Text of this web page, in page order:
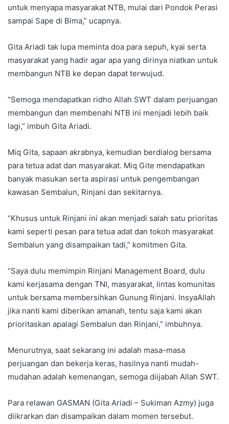
untuk menyapa masyarakat NTB, mulai dari Pondok Perasi
sampai Sape di Bima,” ucapnya.
Gita Ariadi tak lupa meminta doa para sepuh, kyai serta
masyarakat yang hadir agar apa yang dirinya niatkan untuk
membangun NTB ke depan dapat terwujud.
“Semoga mendapatkan ridho Allah SWT dalam perjuangan
membangun dan membenahi NTB ini menjadi lebih baik
lagi,” imbuh Gita Ariadi.
Miq Gita, sapaan akrabnya, kemudian berdialog bersama
para tetua adat dan masyarakat. Miq Gite mendapatkan
banyak masukan serta aspirasi untuk pengembangan
kawasan Sembalun, Rinjani dan sekitarnya.
“Khusus untuk Rinjani ini akan menjadi salah satu prioritas
kami seperti pesan para tetua adat dan tokoh masyarakat
Sembalun yang disampaikan tadi,” komitmen Gita.
“Saya dulu memimpin Rinjani Management Board, dulu
kami kerjasama dengan TNI, masyarakat, lintas komunitas
untuk bersama membersihkan Gunung Rinjani. InsyaAllah
jika nanti kami diberikan amanah, tentu saja kami akan
prioritaskan apalagi Sembalun dan Rinjani,” imbuhnya.
Menurutnya, saat sekarang ini adalah masa-masa
perjuangan dan bekerja keras, hasilnya nanti mudah-
mudahan adalah kemenangan, semoga diijabah Allah SWT.
Para relawan GASMAN (Gita Ariadi – Sukiman Azmy) juga
diikrarkan dan disampaikan dalam momen tersebut.